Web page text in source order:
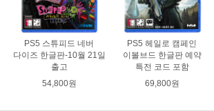
PS5 스튜피드 네버
다이즈 한글판-10월 21일
출고
54,800원
PS5 헤일로 캠페인
이볼브드 한글판 예약
특전 코드 포함
69,800원